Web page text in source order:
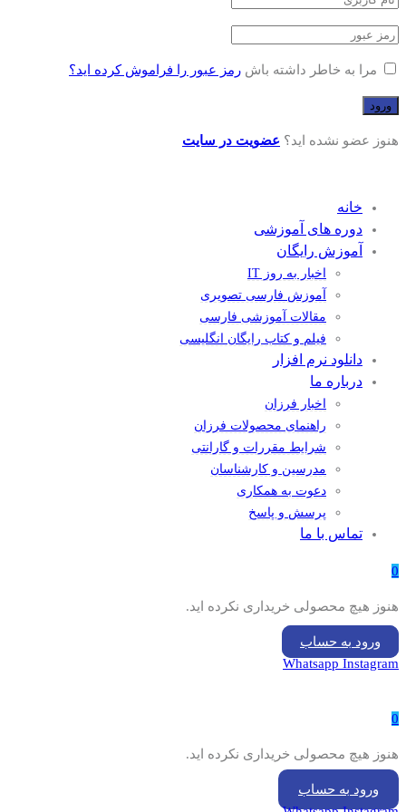
مرا به خاطر داشته باش رمز عبور را فراموش کرده اید؟
هنوز عضو نشده اید؟ عضویت در سایت
خانه
دوره های آموزشی
آموزش رایگان
اخبار به روز IT
آموزش فارسی تصویری
مقالات آموزشی فارسی
فیلم و کتاب رایگان انگلیسی
دانلود نرم افزار
درباره ما
اخبار فرزان
راهنمای محصولات فرزان
شرایط مقررات و گارانتی
مدرسین و کارشناسان
دعوت به همکاری
پرسش و پاسخ
تماس با ما
0
هنوز هیچ محصولی خریداری نکرده اید.
ورود به حساب
Whatsapp Instagram
0
هنوز هیچ محصولی خریداری نکرده اید.
ورود به حساب